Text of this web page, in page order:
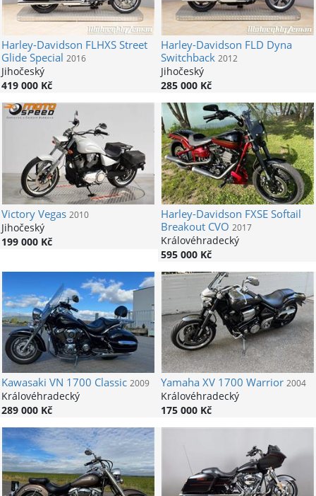
Harley-Davidson FLHXS Street
Glide Special 2016
Jihočeský
419 000 Kč
Harley-Davidson FLD Dyna
Switchback 2012
Jihočeský
285 000 Kč
VictoryVegas 2010
Jihočeský
199 000 Kč
Harley-Davidson FXSE Softail
Breakout CVO 2017
Královéhradecký
595 000 Kč
Kawasaki VN 1700 Classic 2009
Královéhradecký
289 000 Kč
YamahaXV 1700 Warrior 2004
Královéhradecký
175 000 Kč